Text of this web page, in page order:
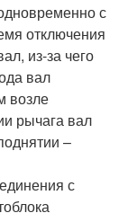
с
отключения
из-за чего
вал
возле
рычага вал
–
с